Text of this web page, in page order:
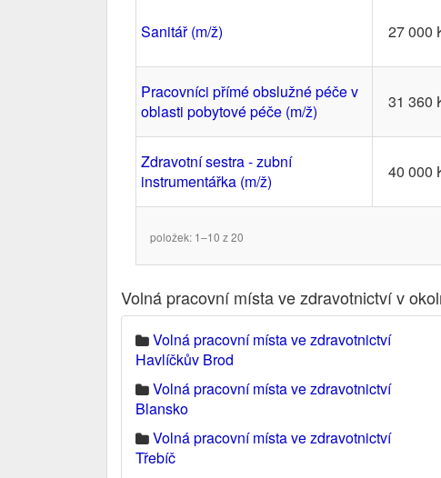
Sanitář (m/ž) 27 000
Pracovníci přímé obslužné péče v
oblasti pobytové péče (m/ž)
31 360
Zdravotní sestra - zubní
instrumentářka (m/ž)
40 000
položek: 1–10 z 20
Volná pracovní místa ve zdravotnictví v
Volná pracovní místa ve zdravotnictví
Havlíčkův Brod
Volná pracovní místa ve zdravotnictví
Blansko
Volná pracovní místa ve zdravotnictví
Třebíč